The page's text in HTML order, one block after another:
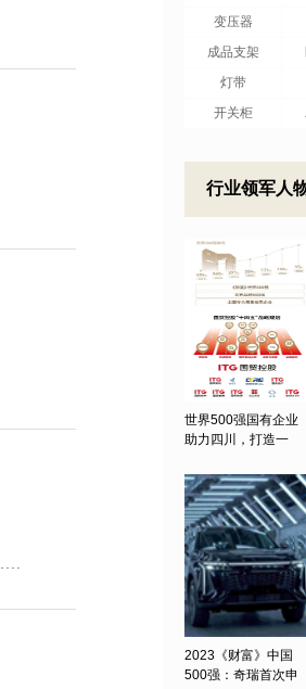
变压器
成品支架
灯带
开关柜
行业领军人
世界500强国有企业
助力四川，打造一
2023《财富》中国
500强：奇瑞首次申